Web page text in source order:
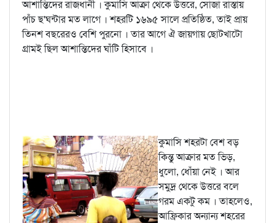
আশান্তিদের রাজধানী । কুমাসি আক্রা থেকে উত্তরে, সোজা রাস্তায়
পাঁচ ছ'ঘন্টার মত লাগে । শহরটি ১৬৯৫ সালে প্রতিষ্ঠিত, তাই প্রায়
তিনশ বছরেরও বেশি পুরনো । তার আগে ঐ জায়গায় ছোটখাটো
গ্রামই ছিল আশান্তিদের ঘাঁটি হিসাবে ।
কুমাসি শহরটা বেশ বড়
কিন্তু আক্রার মত ভিড়,
ধুলো, ধোঁয়া নেই । আর
সমুদ্র থেকে উত্তরে বলে
গরম একটু কম । তাহলেও,
আফ্রিকার অন্যান্য শহরের